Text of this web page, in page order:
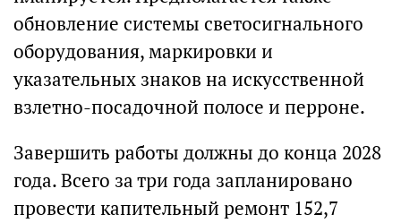
обновление системы светосигнального
оборудования, маркировки и
указательных знаков на искусственной
взлетно-посадочной полосе и перроне.
Завершить работы должны до конца 2028
года. Всего за три года запланировано
провести капительный ремонт 152,7